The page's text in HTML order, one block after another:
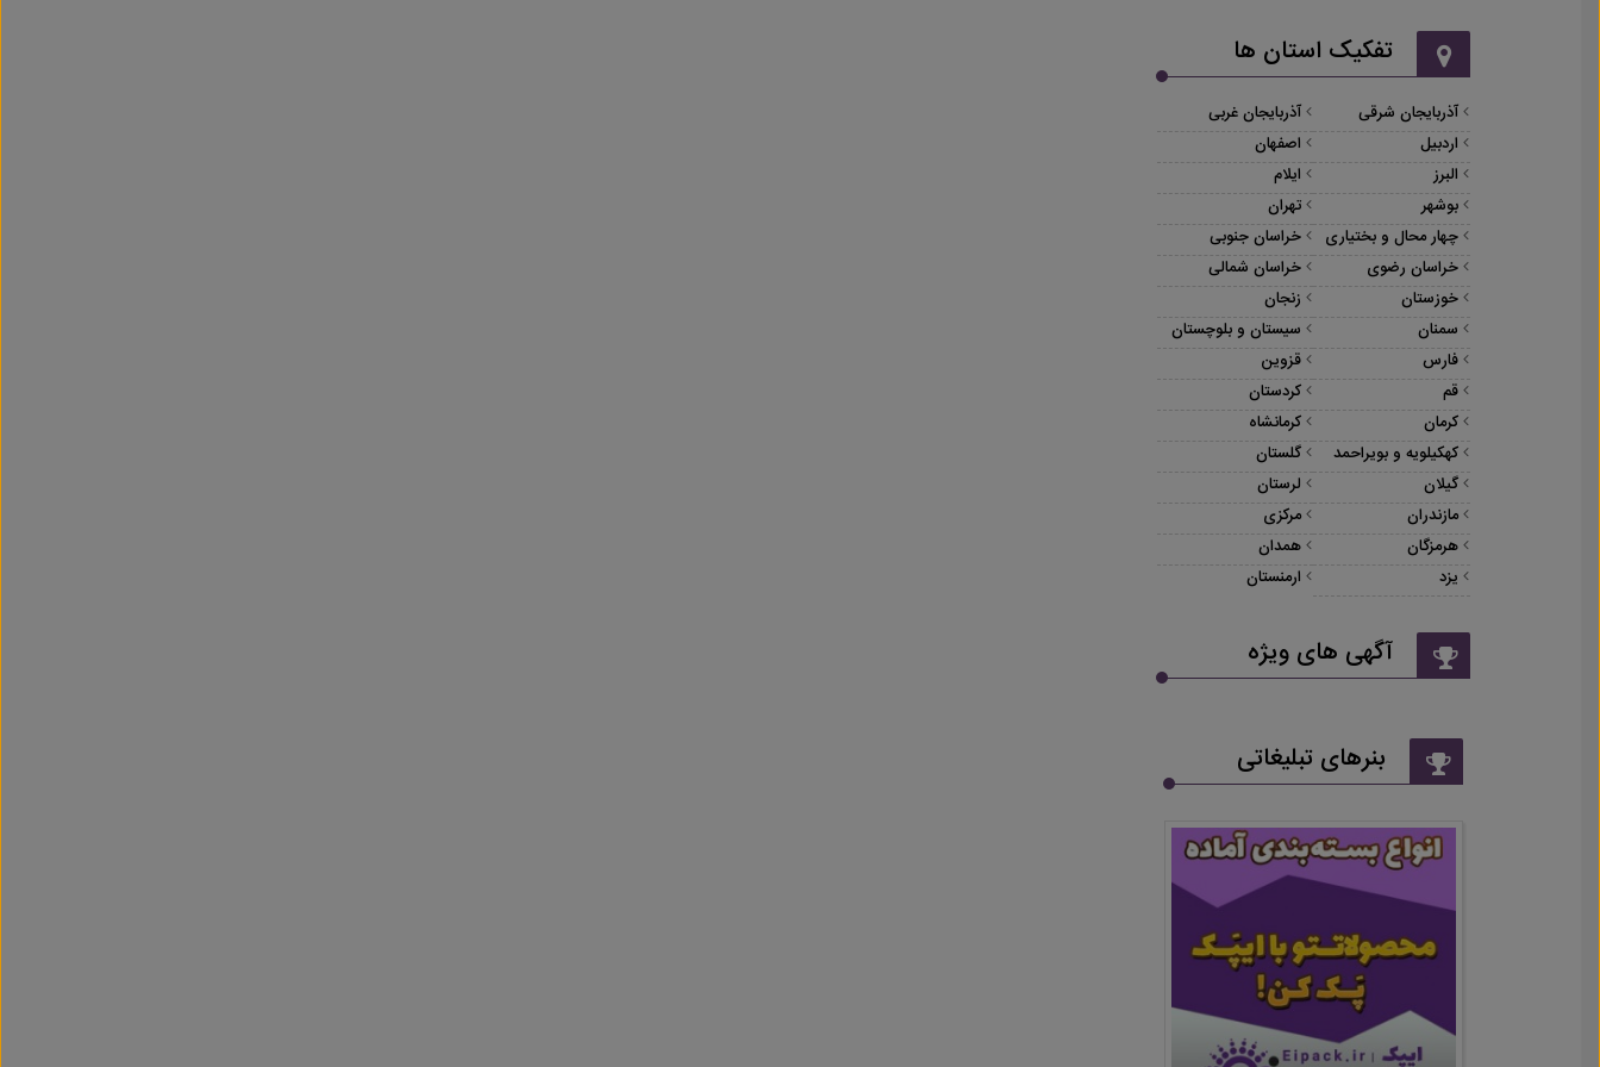
تفکیک استان ها
آذربایجان شرقی
آذربایجان غربی
اردبیل
اصفهان
البرز
ایلام
بوشهر
تهران
چهار محال و بختیاری
خراسان جنوبی
خراسان رضوی
خراسان شمالی
خوزستان
زنجان
سمنان
سیستان و بلوچستان
فارس
قزوین
قم
کردستان
کرمان
کرمانشاه
کهکیلویه و بویراحمد
گلستان
گیلان
لرستان
مازندران
مرکزی
هرمزگان
همدان
یزد
ارمنستان
آگهی های ویژه
بنرهای تبلیغاتی